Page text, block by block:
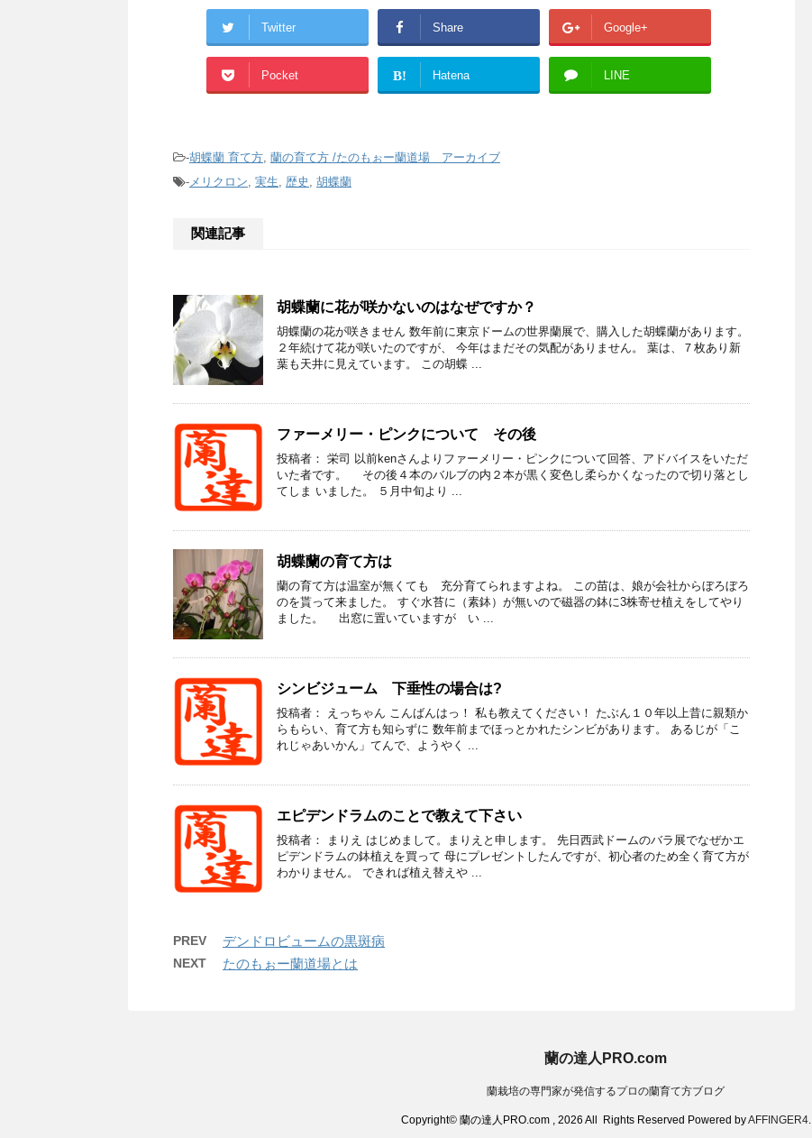
Twitter Share Google+
Pocket B! Hatena LINE
-胡蝶蘭 育て方, 蘭の育て方 /たのもぉー蘭道場 アーカイブ
-メリクロン, 実生, 歴史 , 胡蝶蘭
関連記事
胡蝶蘭に花が咲かないのはなぜですか？
胡蝶蘭の花が咲きません 数年前に東京ドームの世界蘭展で、購入した胡蝶蘭があります。
２年続けて花が咲いたのですが、 今年はまだその気配がありません。 葉は、７枚あり新
葉も天井に見えています。 この胡蝶 ...
ファーメリー・ピンクについて その後
投稿者： 栄司 以前kenさんよりファーメリー・ピンクについて回答、アドバイスをいただ
いた者です。 その後４本のバルブの内２本が黒く変色し柔らかくなったので切り落とし
てしま いました。 ５月中旬より ...
胡蝶蘭の育て方は
蘭の育て方は温室が無くても 充分育てられますよね。 この苗は、娘が会社からぼろぼろ
のを貰って来ました。 すぐ水苔に（素鉢）が無いので磁器の鉢に3株寄せ植えをしてやり
ました。 出窓に置いていますが い ...
シンビジューム 下垂性の場合は?
投稿者： えっちゃん こんばんはっ！ 私も教えてください！ たぶん１０年以上昔に親類か
らもらい、育て方も知らずに 数年前までほっとかれたシンビがあります。 あるじが「こ
れじゃあいかん」てんで、ようやく ...
エピデンドラムのことで教えて下さい
投稿者： まりえ はじめまして。まりえと申します。 先日西武ドームのバラ展でなぜかエ
ピデンドラムの鉢植えを買って 母にプレゼントしたんですが、初心者のため全く育て方が
わかりません。 できれば植え替えや ...
PREV デンドロビュームの黒斑病
NEXT たのもぉー蘭道場とは
蘭の達人PRO.com
蘭栽培の専門家が発信するプロの蘭育て方ブログ
Copyright© 蘭の達人PRO.com , 2026 All Rights Reserved Powered byAFFINGER4.